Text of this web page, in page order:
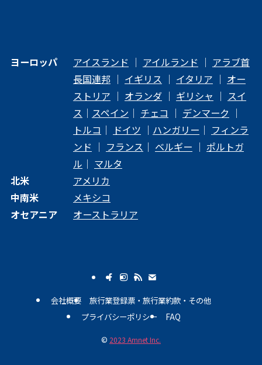
ヨーロッパ アイスランド ｜ アイルランド ｜ アラブ首
長国連邦｜ イギリス ｜ イタリア ｜ オー
ストリア ｜ オランダ｜ ギリシャ ｜ スイ
ス ｜ スペイン ｜ チェコ ｜ デンマーク ｜
トルコ ｜ ドイツ ｜ ハンガリー ｜ フィンラ
ンド ｜ フランス ｜ ベルギー ｜ ポルトガ
ル ｜ マルタ
北米
アメリカ
中南米
メキシコ
オセアニア
オーストラリア
会社概要
旅行業登録票・旅行業約款・その他
プライバシーポリシー
FAQ
© 2023 Amnet Inc.